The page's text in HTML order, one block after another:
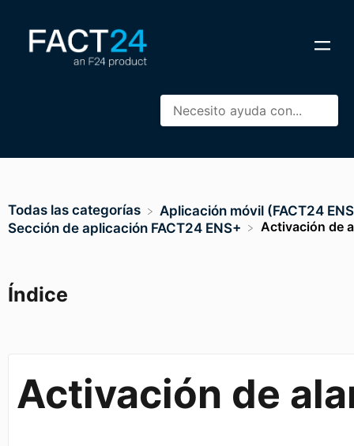
Índice
Todas las categorías
​Aplicación móvil (FACT24
​Sección de aplicación FACT24 ENS+
Activación de
Activación de